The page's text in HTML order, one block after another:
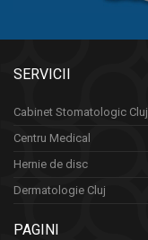
SERVICII
Cabinet Stomatologic Cluj
Centru Medical
Hernie de disc
Dermatologie Cluj
PAGINI